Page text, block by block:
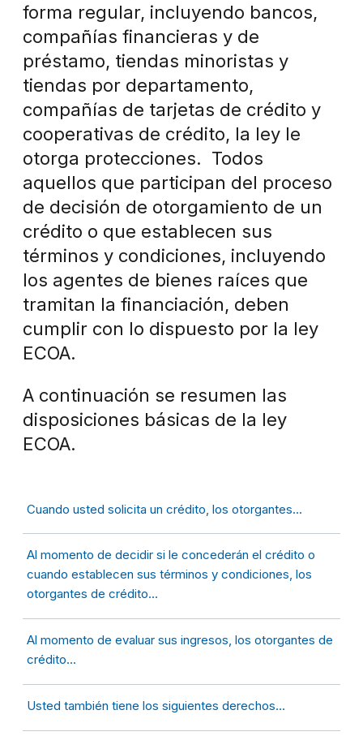
forma regular, incluyendo bancos,
compañías financieras y de
préstamo, tiendas minoristas y
tiendas por departamento,
compañías de tarjetas de crédito y
cooperativas de crédito, la ley le
otorga protecciones. Todos
aquellos que participan del proceso
de decisión de otorgamiento de un
crédito o que establecen sus
términos y condiciones, incluyendo
los agentes de bienes raíces que
tramitan la financiación, deben
cumplir con lo dispuesto por la ley
ECOA.
A continuación se resumen las
disposiciones básicas de la ley
ECOA.
Cuando usted solicita un crédito, los otorgantes...
Al momento de decidir si le concederán el crédito o
cuando establecen sus términos y condiciones, los
otorgantes de crédito...
Al momento de evaluar sus ingresos, los otorgantes de
crédito...
Usted también tiene los siguientes derechos...